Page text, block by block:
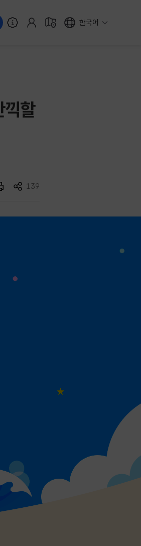
한국어
끽할
139